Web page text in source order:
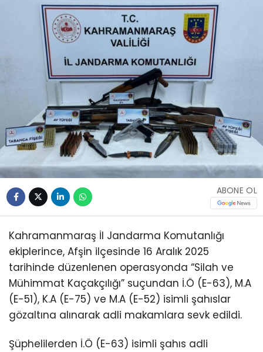
ABONE OL
Kahramanmaraş İl Jandarma Komutanlığı
ekiplerince, Afşin ilçesinde 16 Aralık 2025
tarihinde düzenlenen operasyonda “Silah ve
Mühimmat Kaçakçılığı” suçundan İ.Ö (E-63), M.A
(E-51), K.A (E-75) ve M.A (E-52) isimli şahıslar
gözaltına alınarak adli makamlara sevk edildi.
Şüphelilerden İ.Ö (E-63) isimli şahıs adli